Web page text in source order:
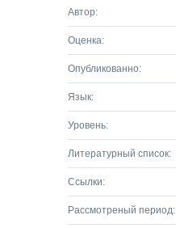
Автор:
Оценка:
Опубликованно:
Язык:
Уровень:
Литературный список:
Ссылки:
Рассмотреный период: